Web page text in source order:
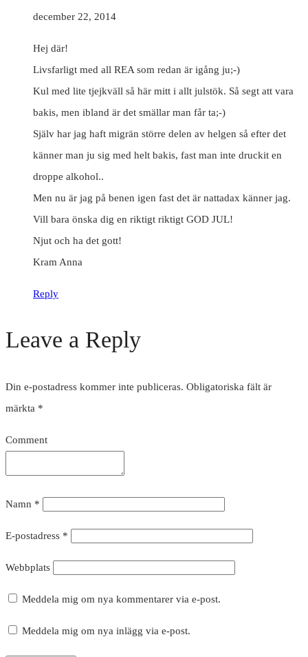
december 22, 2014
Hej där!
Livsfarligt med all REA som redan är igång ju;-)
Kul med lite tjejkväll så här mitt i allt julstök. Så segt att vara
bakis, men ibland är det smällar man får ta;-)
Själv har jag haft migrän större delen av helgen så efter det
känner man ju sig med helt bakis, fast man inte druckit en
droppe alkohol..
Men nu är jag på benen igen fast det är nattadax känner jag.
Vill bara önska dig en riktigt riktigt GOD JUL!
Njut och ha det gott!
Kram Anna
Reply
Leave a Reply
Din e-postadress kommer inte publiceras. Obligatoriska fält är
märkta *
Comment
Namn *
E-postadress *
Webbplats
Meddela mig om nya kommentarer via e-post.
Meddela mig om nya inlägg via e-post.